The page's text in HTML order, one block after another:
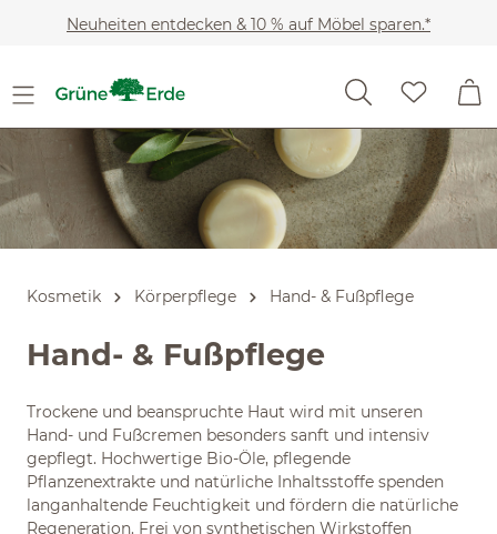
Zum Hauptinhalt springen
Neuheiten entdecken & 10 % auf Möbel sparen.*
Kosmetik Körperpflege Hand- & Fußpflege
Hand- & Fußpflege
Trockene und beanspruchte Haut wird mit unseren
Hand- und Fußcremen besonders sanft und intensiv
gepflegt. Hochwertige Bio-Öle, pflegende
Pflanzenextrakte und natürliche Inhaltsstoffe spenden
langanhaltende Feuchtigkeit und fördern die natürliche
Regeneration. Frei von synthetischen Wirkstoffen